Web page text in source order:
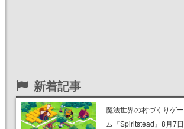
新着記事
魔法世界の村づくりゲー
ム『Spiritstead』8月7日